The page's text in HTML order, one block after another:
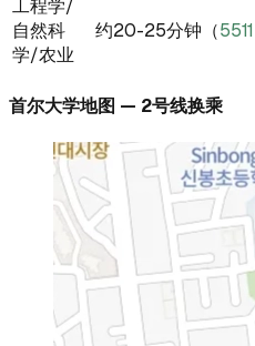
工程学/
自然科
学/农业
约20-25分钟（5511
首尔大学地图 — 2号线换乘